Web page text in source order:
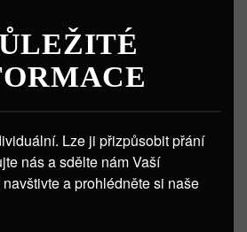
Lze ji přizpůsobit přání
nás a sdělte nám Vaší
a prohlédněte si naše